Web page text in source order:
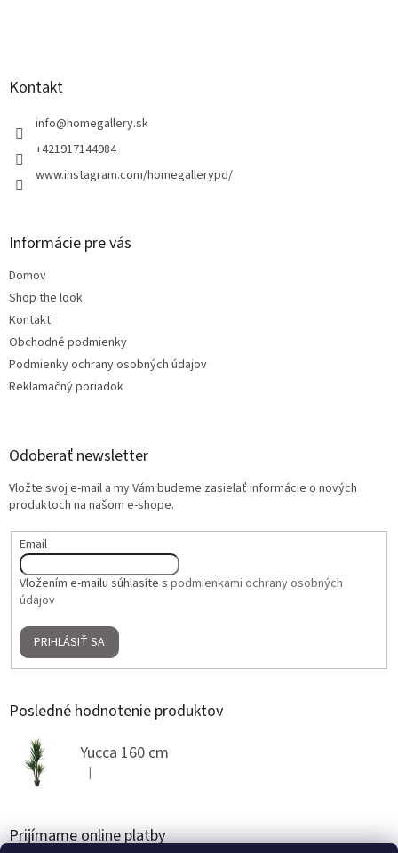
Kontakt
info@homegallery.sk
+421917144984
www.instagram.com/homegallerypd/
Informácie pre vás
Domov
Shop the look
Kontakt
Obchodné podmienky
Podmienky ochrany osobných údajov
Reklamačný poriadok
Odoberať newsletter
Vložte svoj e-mail a my Vám budeme zasielať informácie o nových
produktoch na našom e-shope.
Email
Vložením e-mailu súhlasíte s podmienkami ochrany osobných
údajov
PRIHLÁSIŤ SA
Posledné hodnotenie produktov
Yucca 160 cm
Hodnotenie produktu je 5 z 5 hviezdičiek.
|
Prijímame online platby